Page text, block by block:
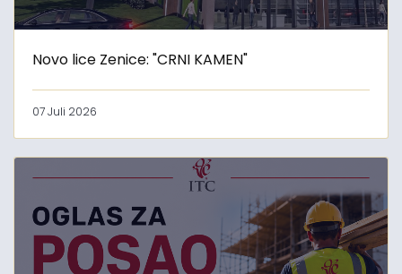
Novo lice Zenice: "CRNI KAMEN"
07 Juli 2026